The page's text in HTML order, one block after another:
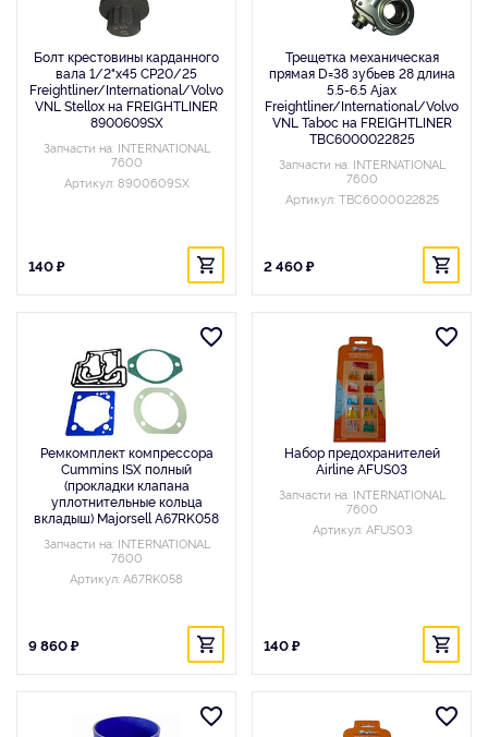
Болт крестовины карданного
вала 1/2"x45 CP20/25
Freightliner/International/Volvo
VNL Stellox на FREIGHTLINER
8900609SX
Запчасти на: INTERNATIONAL
7600
Артикул: 8900609SX
140 ₽
Трещетка механическая
прямая D=38 зубьев 28 длина
5.5-6.5 Ajax
Freightliner/International/Volvo
VNL Taboc на FREIGHTLINER
TBC6000022825
Запчасти на: INTERNATIONAL
7600
Артикул: TBC6000022825
2 460 ₽
Ремкомплект компрессора
Cummins ISX полный
(прокладки клапана
уплотнительные кольца
вкладыш) Majorsell A67RK058
Запчасти на: INTERNATIONAL
7600
Артикул: A67RK058
9 860 ₽
Набор предохранителей
Airline AFUS03
Запчасти на: INTERNATIONAL
7600
Артикул: AFUS03
140 ₽